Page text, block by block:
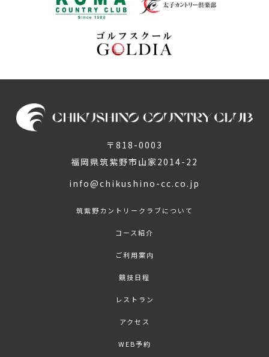
〒818-0003
福岡県筑紫野市山家2014-22
info@chikushino-cc.co.jp
筑紫野カントリークラブについて
コース紹介
ご利用案内
競技日程
レストラン
アクセス
WEB予約